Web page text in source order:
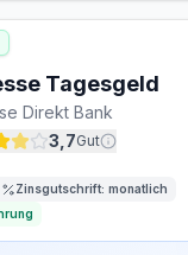
Tagesgeld
Direkt Bank
3,7Gut
Zinsgutschrift: monatlich